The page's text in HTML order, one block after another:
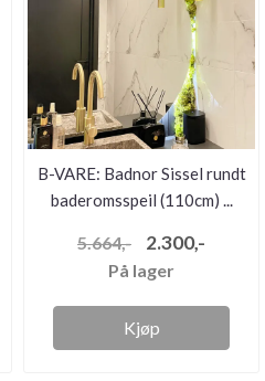
B-VARE: Badnor Sissel rundt
baderomsspeil (110cm) ...
5.664,- 2.300,-
På lager
Kjøp